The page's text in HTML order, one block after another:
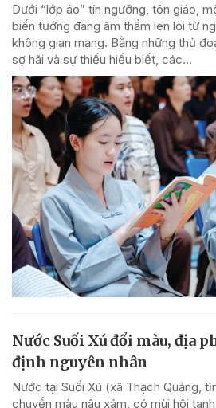
Dưới “lớp áo” tín ngưỡng, tôn giáo,
biến tướng đang âm thầm len lỏi từ
không gian mạng. Bằng những thủ
sợ hãi và sự thiếu hiểu biết, các...
Nước Suối Xú đổi màu, địa
định nguyên nhân
Nước tại Suối Xú (xã Thạch Quảng,
chuyển màu nâu xám, có mùi hôi